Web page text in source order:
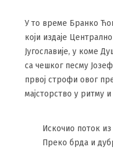
У то време Бранко
који издаје
Југославије, у коме
са чешког песму
првој строфи овог
мајсторство у ритму
Искочио поток
Преко брда и